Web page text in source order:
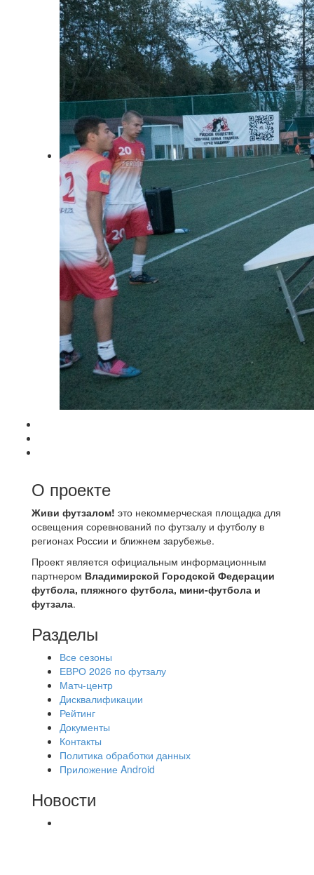
О проекте
Живи футзалом! это некоммерческая площадка для
освещения соревнований по футзалу и футболу в
регионах России и ближнем зарубежье.
Проект является официальным информационным
партнером Владимирской Городской Федерации
футбола, пляжного футбола, мини-футбола и
футзала.
Разделы
Все сезоны
ЕВРО 2026 по футзалу
Матч-центр
Дисквалификации
Рейтинг
Документы
Контакты
Политика обработки данных
Приложение Android
Новости